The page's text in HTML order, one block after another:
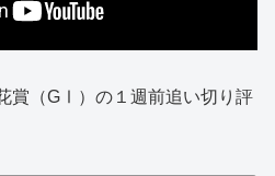
賞（GⅠ）の１週前追い切り評